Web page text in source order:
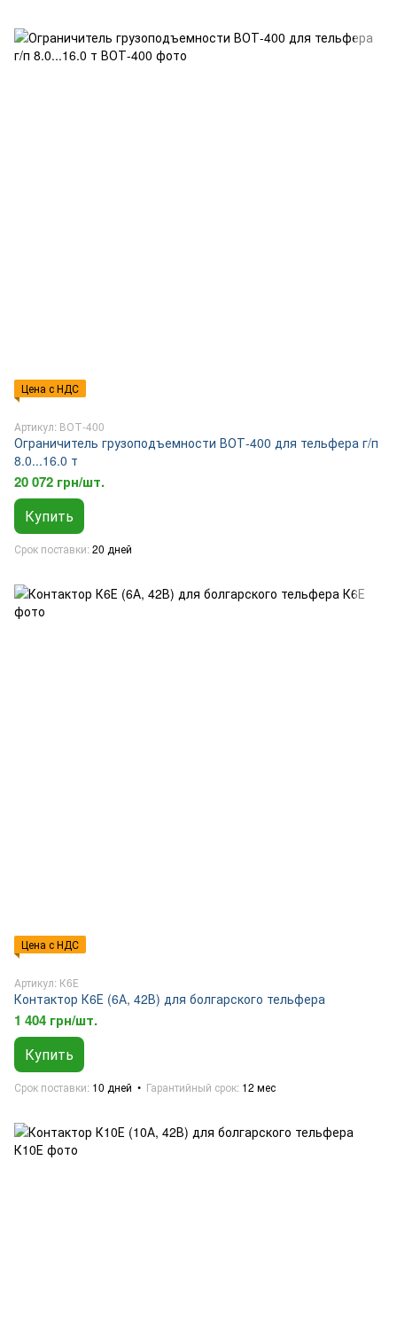
Цена с НДС
Артикул: ВОТ-400
Ограничитель грузоподъемности ВОТ-400 для тельфера г/п
8.0...16.0 т
20 072 грн/шт.
Купить
Срок поставки 20 дней
Цена с НДС
Артикул: К6Е
Контактор К6Е (6А, 42В) для болгарского тельфера
1 404 грн/шт.
Купить
Срок поставки 10 дней Гарантийный срок 12 мес